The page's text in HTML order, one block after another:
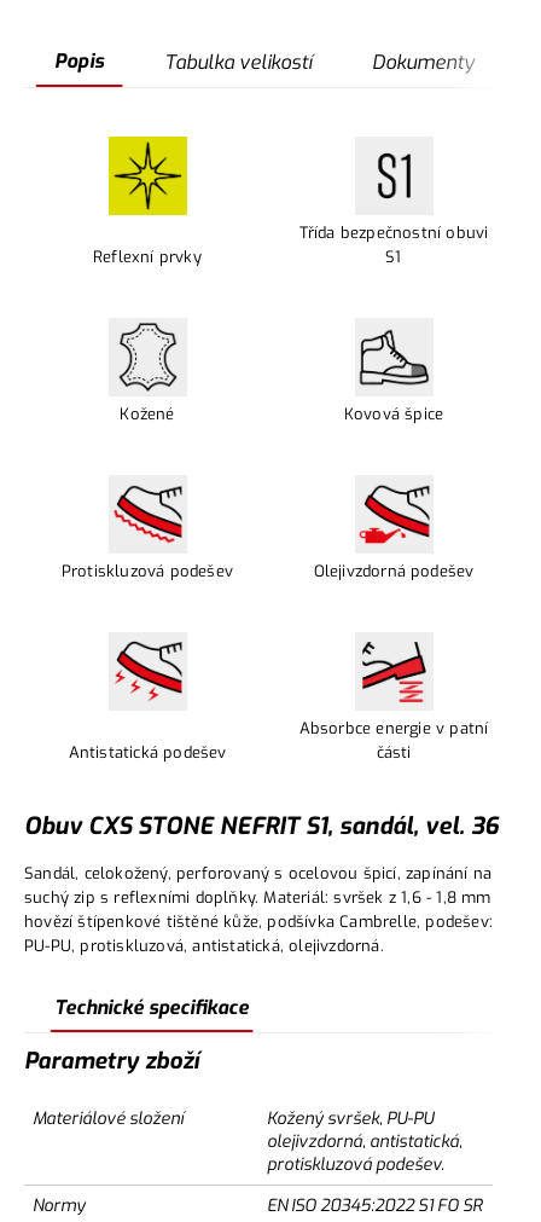
Popis Tabulka velikostí Dokumenty
Reflexní prvky
Třída bezpečnostní obuvi
S1
Kožené Kovová špice
Protiskluzová podešev Olejivzdorná podešev
Antistatická podešev
Absorbce energie v patní
části
Obuv CXS STONE NEFRIT S1, sandál, vel. 36
Sandál, celokožený, perforovaný s ocelovou špicí, zapínání na
suchý zip s reflexními doplňky. Materiál: svršek z 1,6 - 1,8 mm
hovězí štípenkové tištěné kůže, podšívka Cambrelle, podešev:
PU-PU, protiskluzová, antistatická, olejivzdorná.
Technické specifikace
Parametry zboží
Materiálové složení
Kožený svršek, PU-PU
olejivzdorná, antistatická,
protiskluzová podešev.
Normy
EN ISO 20345:2022 S1 FO SR